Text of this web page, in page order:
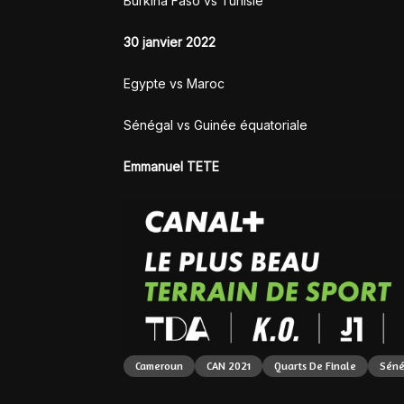
30 janvier 2022
Egypte vs Maroc
Sénégal vs Guinée équatoriale
Emmanuel TETE
Cameroun CAN 2021 Quarts De Finale